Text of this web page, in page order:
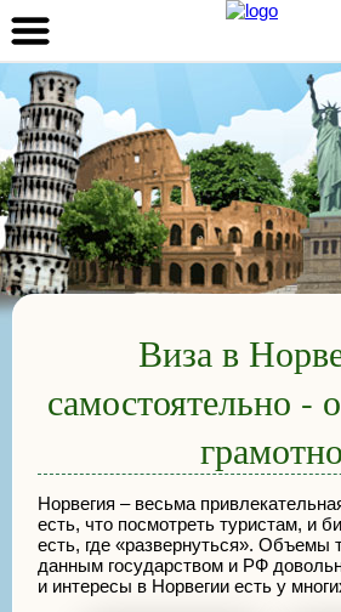
Виза в
самостоятельно -
грамотно
Норвегия – весьма
есть, что посмотреть туристам, и
есть, где «развернуться». Объемы
данным государством и РФ
и интересы в Норвегии есть у